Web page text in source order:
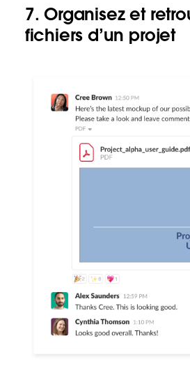
7. Organisez et
fichiers d’un projet